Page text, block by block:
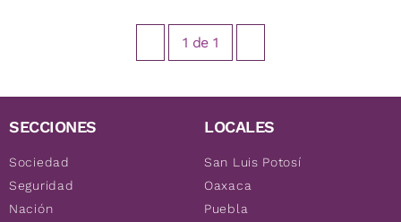
1 de 1
SECCIONES
Sociedad
Seguridad
Nación
LOCALES
San Luis Potosí
Oaxaca
Puebla